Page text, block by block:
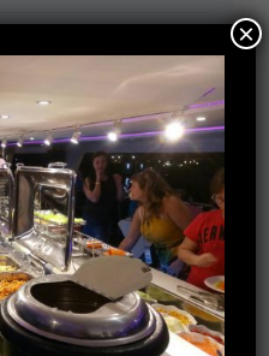
เด็กให้กับ ศูนย์พัฒนาเด็ก
ทโพ จ.อุทัยธานี
2019
ทักษะ Recruitment
จาคสิ่งของจำเป็นให้กับ
×